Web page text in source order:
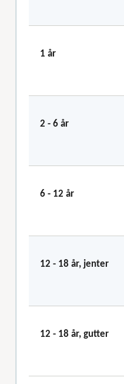
1 år
2 - 6 år
6 - 12 år
12 - 18 år, jenter
12 - 18 år, gutter